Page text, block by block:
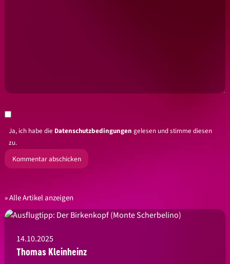
Ja, ich habe die Datenschutzbedingungen gelesen und stimme diesen
zu.
Alle Artikel anzeigen
14.10.2025
Thomas Kleinheinz